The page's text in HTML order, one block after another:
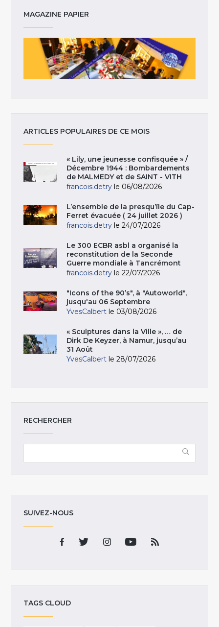
MAGAZINE PAPIER
ARTICLES POPULAIRES DE CE MOIS
« Lily, une jeunesse confisquée » /
Décembre 1944 : Bombardements
de MALMEDY et de SAINT - VITH
francois.detry le 06/08/2026
L’ensemble de la presqu’île du Cap-
Ferret évacuée ( 24 juillet 2026 )
francois.detry le 24/07/2026
Le 300 ECBR asbl a organisé la
reconstitution de la Seconde
Guerre mondiale à Tancrémont
francois.detry le 22/07/2026
"Icons of the 90’s", à "Autoworld",
jusqu'au 06 Septembre
YvesCalbert le 03/08/2026
« Sculptures dans la Ville », … de
Dirk De Keyzer, à Namur, jusqu’au
31 Août
YvesCalbert le 28/07/2026
RECHERCHER
SUIVEZ-NOUS
TAGS CLOUD